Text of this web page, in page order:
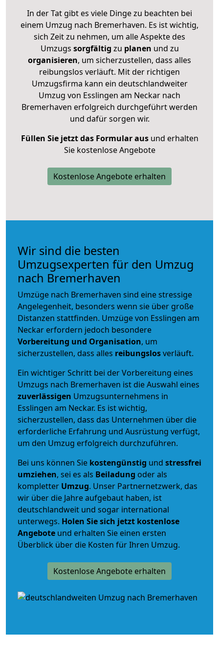
In der Tat gibt es viele Dinge zu beachten bei
einem Umzug nach Bremerhaven. Es ist wichtig,
sich Zeit zu nehmen, um alle Aspekte des
Umzugs sorgfältig zu planen und zu
organisieren, um sicherzustellen, dass alles
reibungslos verläuft. Mit der richtigen
Umzugsfirma kann ein deutschlandweiter
Umzug von Esslingen am Neckar nach
Bremerhaven erfolgreich durchgeführt werden
und dafür sorgen wir.
Füllen Sie jetzt das Formular ausund erhalten
Sie kostenlose Angebote
Kostenlose Angebote erhalten
Wir sind die besten
Umzugsexperten für den Umzug
nach Bremerhaven
Umzüge nach Bremerhaven sind eine stressige
Angelegenheit, besonders wenn sie über große
Distanzen stattfinden. Umzüge von Esslingen am
Neckar erfordern jedoch besondere
Vorbereitung und Organisation, um
sicherzustellen, dass alles reibungslosverläuft.
Ein wichtiger Schritt bei der Vorbereitung eines
Umzugs nach Bremerhaven ist die Auswahl eines
zuverlässigen Umzugsunternehmens in
Esslingen am Neckar. Es ist wichtig,
sicherzustellen, dass das Unternehmen über die
erforderliche Erfahrung und Ausrüstung verfügt,
um den Umzug erfolgreich durchzuführen.
Bei uns können Sie kostengünstig und stressfrei
umziehen, sei es als Beiladung oder als
kompletter Umzug. Unser Partnernetzwerk, das
wir über die Jahre aufgebaut haben, ist
deutschlandweit und sogar international
unterwegs. Holen Sie sich jetzt kostenlose
Angebote und erhalten Sie einen ersten
Überblick über die Kosten für Ihren Umzug.
Kostenlose Angebote erhalten